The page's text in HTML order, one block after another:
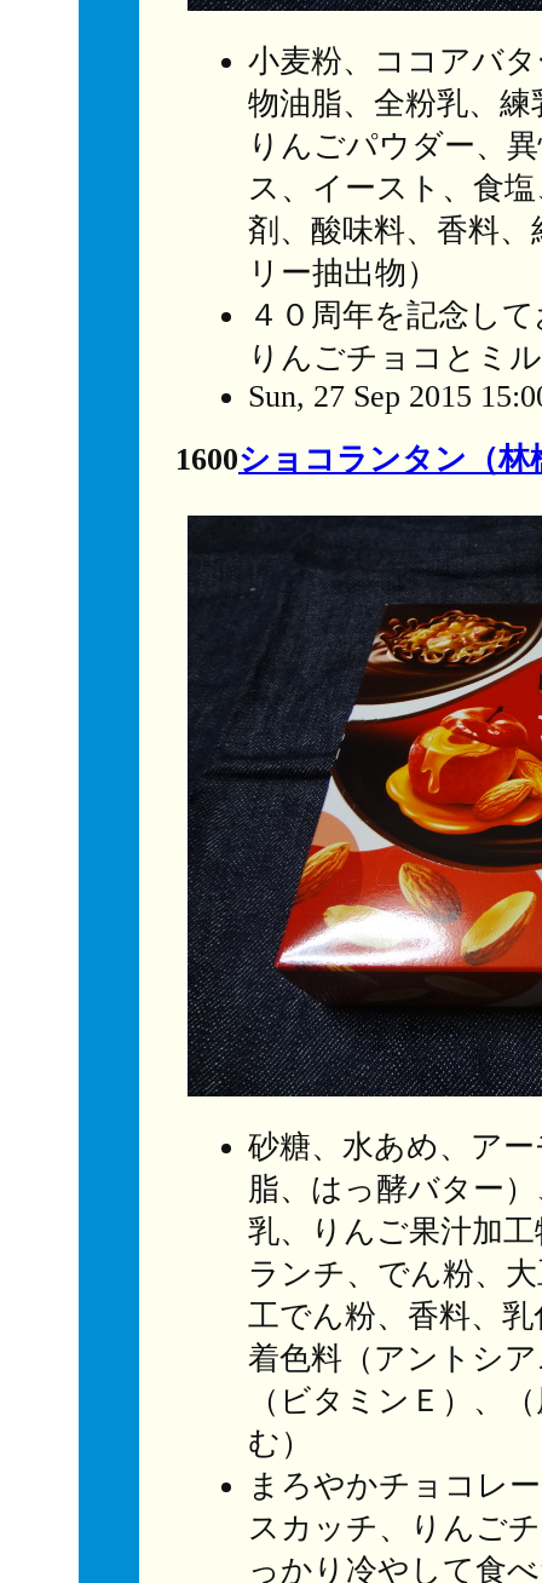
小麦粉、ココアバ
物油脂、全粉乳、
りんごパウダー、
ス、イースト、食
剤、酸味料、香料
リー抽出物）
４０周年を記念し
りんごチョコとミ
Sun, 27 Sep 2015
1600ショコランタン（
砂糖、水あめ、ア
脂、はっ酵バター
乳、りんご果汁加
ランチ、でん粉、
工でん粉、香料、
着色料（アントシ
（ビタミンＥ）、
む）
まろやかチョコレ
スカッチ、りんご
っかり冷やして食